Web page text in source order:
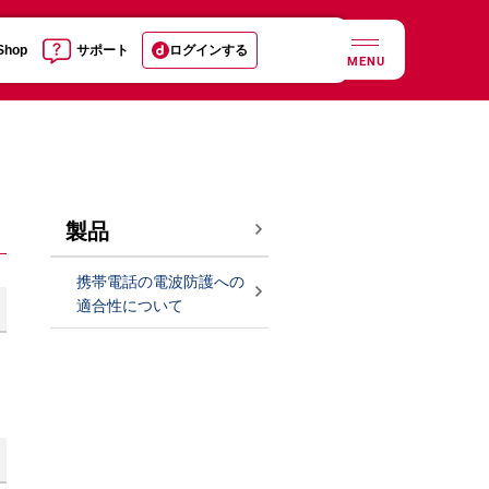
サポート ログインする
MENU
製品
携帯電話の電波防護への
適合性について